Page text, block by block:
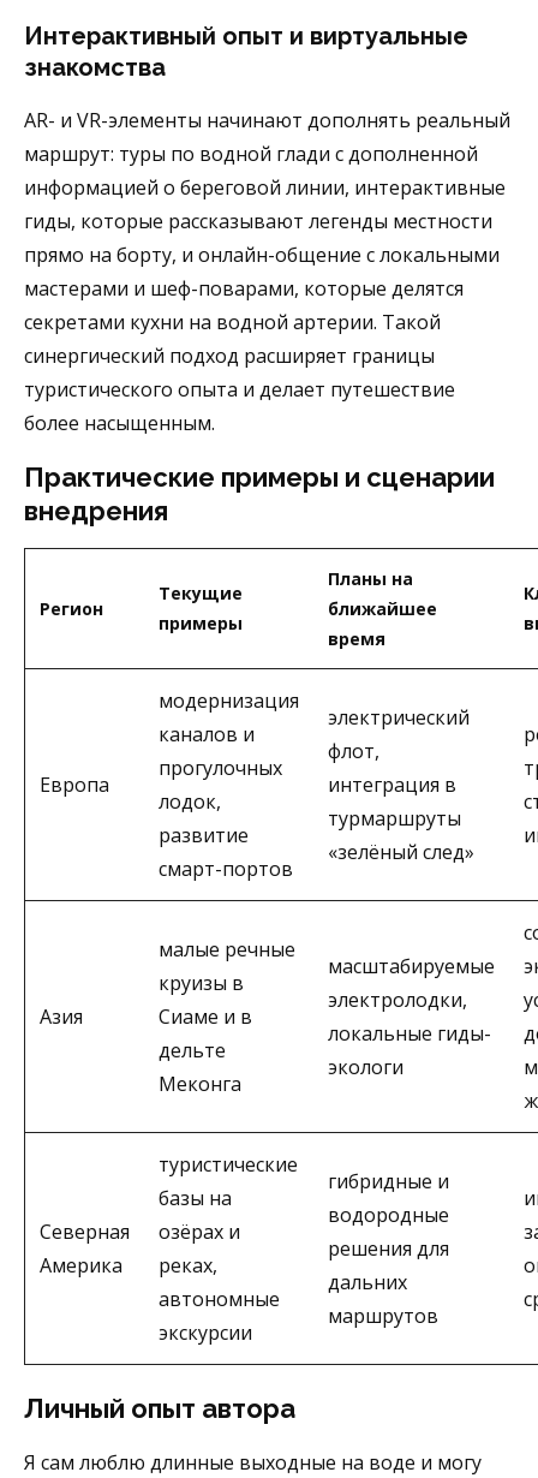
Интерактивный опыт и виртуальные
знакомства
AR- и VR-элементы начинают дополнять реальный
маршрут: туры по водной глади с дополненной
информацией о береговой линии, интерактивные
гиды, которые рассказывают легенды местности
прямо на борту, и онлайн-общение с локальными
мастерами и шеф-поварами, которые делятся
секретами кухни на водной артерии. Такой
синергический подход расширяет границы
туристического опыта и делает путешествие
более насыщенным.
Практические примеры и сценарии
внедрения
Регион
Текущие
примеры
Планы на
ближайшее
время
Европа
модернизация
каналов и
прогулочных
лодок,
развитие
смарт-портов
электрический
флот,
интеграция в
турмаршруты
«зелёный след»
Азия
малые речные
круизы в
Сиаме и в
дельте
Меконга
масштабируемые
электролодки,
локальные гиды-
экологи
Северная
Америка
туристические
базы на
озёрах и
реках,
автономные
экскурсии
гибридные и
водородные
решения для
дальних
маршрутов
Личный опыт автора
Я сам люблю длинные выходные на воде и могу